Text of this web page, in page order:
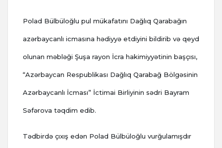
Polad Bülbüloğlu pul mükafatını Dağlıq Qarabağın
azərbaycanlı icmasına hədiyyə etdiyini bildirib və qeyd
olunan məbləği Şuşa rayon İcra hakimiyyətinin başçısı,
“Azərbaycan Respublikası Dağlıq Qarabağ Bölgəsinin
Azərbaycanlı İcması” İctimai Birliyinin sədri Bayram
Səfərova təqdim edib.
Tədbirdə çıxış edən Polad Bülbüloğlu vurğulamışdır